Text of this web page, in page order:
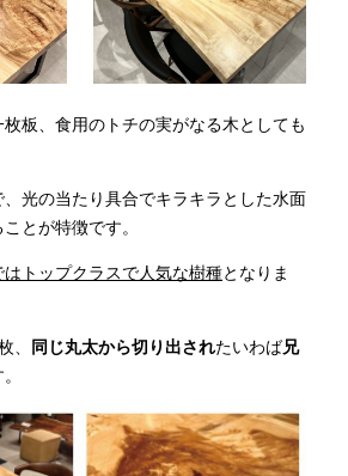
枚板、食用のトチの実がなる木としても
光の当たり具合でキラキラとした水面
とが特徴です。
トップクラスで人気な樹種となりま
、 同じ丸太から切り出されたいわば兄